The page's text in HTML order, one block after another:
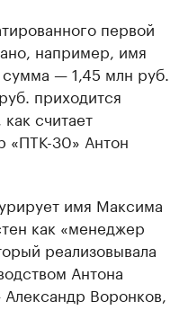
первой
например, имя
— 1,45 млн руб.
приходится
считает
«ПТК-30» Антон
имя Максима
как «менеджер
реализовывала
Антона
Воронков,